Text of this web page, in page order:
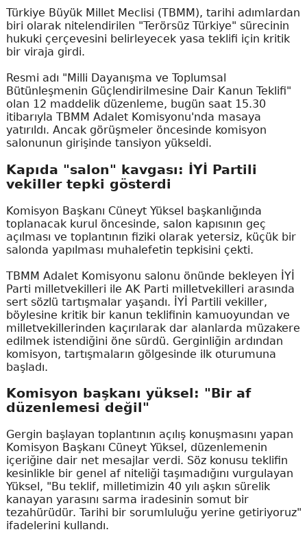
Türkiye Büyük Millet Meclisi (TBMM), tarihi adımlardan
biri olarak nitelendirilen "Terörsüz Türkiye" sürecinin
hukuki çerçevesini belirleyecek yasa teklifi için kritik
bir viraja girdi.
Resmi adı "Milli Dayanışma ve Toplumsal
Bütünleşmenin Güçlendirilmesine Dair Kanun Teklifi"
olan 12 maddelik düzenleme, bugün saat 15.30
itibarıyla TBMM Adalet Komisyonu'nda masaya
yatırıldı. Ancak görüşmeler öncesinde komisyon
salonunun girişinde tansiyon yükseldi.
Kapıda "salon" kavgası: İYİ Partili
vekiller tepki gösterdi
Komisyon Başkanı Cüneyt Yüksel başkanlığında
toplanacak kurul öncesinde, salon kapısının geç
açılması ve toplantının fiziki olarak yetersiz, küçük bir
salonda yapılması muhalefetin tepkisini çekti.
TBMM Adalet Komisyonu salonu önünde bekleyen İYİ
Parti milletvekilleri ile AK Parti milletvekilleri arasında
sert sözlü tartışmalar yaşandı. İYİ Partili vekiller,
böylesine kritik bir kanun teklifinin kamuoyundan ve
milletvekillerinden kaçırılarak dar alanlarda müzakere
edilmek istendiğini öne sürdü. Gerginliğin ardından
komisyon, tartışmaların gölgesinde ilk oturumuna
başladı.
Komisyon başkanı yüksel: "Bir af
düzenlemesi değil"
Gergin başlayan toplantının açılış konuşmasını yapan
Komisyon Başkanı Cüneyt Yüksel, düzenlemenin
içeriğine dair net mesajlar verdi. Söz konusu teklifin
kesinlikle bir genel af niteliği taşımadığını vurgulayan
Yüksel, "Bu teklif, milletimizin 40 yılı aşkın sürelik
kanayan yarasını sarma iradesinin somut bir
tezahürüdür. Tarihi bir sorumluluğu yerine getiriyoruz"
ifadelerini kullandı.